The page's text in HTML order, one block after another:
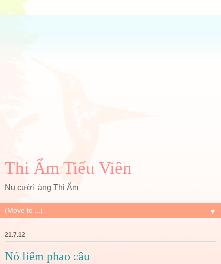
Thi Ẩm Tiếu Viên
Nụ cười làng Thi Ẩm
▼
21.7.12
Nó liếm phao câu